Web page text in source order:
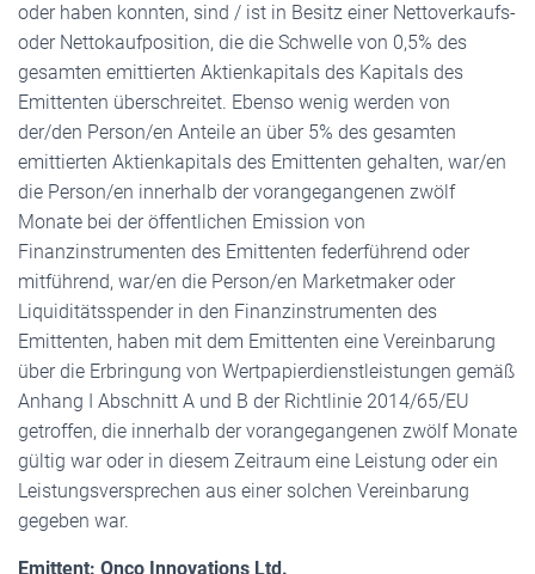
oder haben konnten, sind / ist in Besitz einer Nettoverkaufs-
oder Nettokaufposition, die die Schwelle von 0,5% des
gesamten emittierten Aktienkapitals des Kapitals des
Emittenten überschreitet. Ebenso wenig werden von
der/den Person/en Anteile an über 5% des gesamten
emittierten Aktienkapitals des Emittenten gehalten, war/en
die Person/en innerhalb der vorangegangenen zwölf
Monate bei der öffentlichen Emission von
Finanzinstrumenten des Emittenten federführend oder
mitführend, war/en die Person/en Marketmaker oder
Liquiditätsspender in den Finanzinstrumenten des
Emittenten, haben mit dem Emittenten eine Vereinbarung
über die Erbringung von Wertpapierdienstleistungen gemäß
Anhang I Abschnitt A und B der Richtlinie 2014/65/EU
getroffen, die innerhalb der vorangegangenen zwölf Monate
gültig war oder in diesem Zeitraum eine Leistung oder ein
Leistungsversprechen aus einer solchen Vereinbarung
gegeben war.
Emittent: Onco Innovations Ltd.